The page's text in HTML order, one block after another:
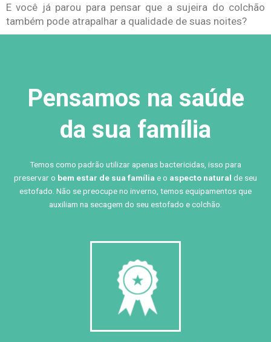
E você já parou para pensar que a sujeira do colchão
também pode atrapalhar a qualidade de suas noites?
Pensamos na saúde
da sua família
Temos como padrão utilizar apenas bactericidas, isso para
preservar o bem estar de sua família e o aspecto natural de seu
estofado. Não se preocupe no inverno, temos equipamentos que
auxiliam na secagem do seu estofado e colchão.